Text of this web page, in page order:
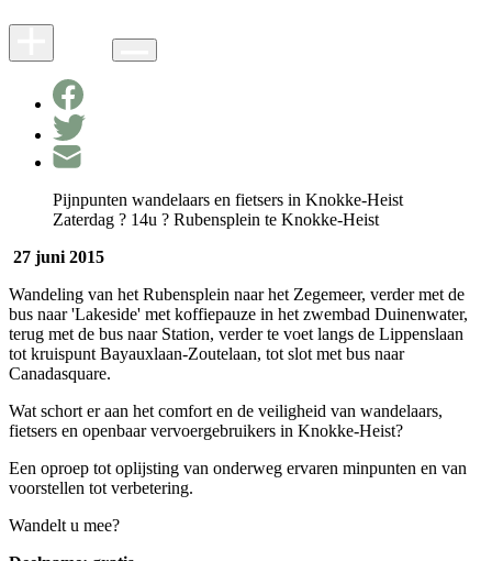
Pijnpunten wandelaars en fietsers in Knokke-Heist
Zaterdag ? 14u ? Rubensplein te Knokke-Heist
27 juni 2015
Wandeling van het Rubensplein naar het Zegemeer, verder met de
bus naar 'Lakeside' met koffiepauze in het zwembad Duinenwater,
terug met de bus naar Station, verder te voet langs de Lippenslaan
tot kruispunt Bayauxlaan-Zoutelaan, tot slot met bus naar
Canadasquare.
Wat schort er aan het comfort en de veiligheid van wandelaars,
fietsers en openbaar vervoergebruikers in Knokke-Heist?
Een oproep tot oplijsting van onderweg ervaren minpunten en van
voorstellen tot verbetering.
Wandelt u mee?